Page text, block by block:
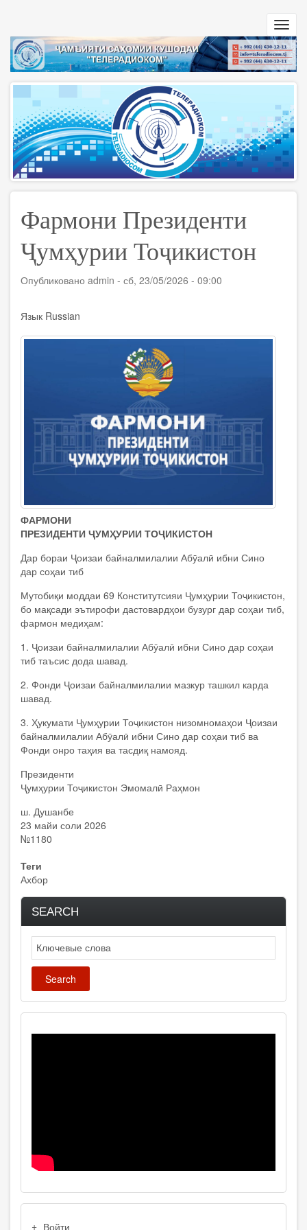
основному
содержанию
Фармони Президенти
Ҷумҳурии Тоҷикистон
Опубликовано admin - сб, 23/05/2026 - 09:00
Язык Russian
ФАРМОНИ
ПРЕЗИДЕНТИ ҶУМҲУРИИ ТОҶИКИСТОН
Дар бораи Ҷоизаи байналмилалии Абӯалӣ ибни Сино
дар соҳаи тиб
Мутобиқи моддаи 69 Конститутсияи Ҷумҳурии Тоҷикистон,
бо мақсади эътирофи дастовардҳои бузург дар соҳаи тиб,
фармон медиҳам:
1. Ҷоизаи байналмилалии Абӯалӣ ибни Сино дар соҳаи
тиб таъсис дода шавад.
2. Фонди Ҷоизаи байналмилалии мазкур ташкил карда
шавад.
3. Ҳукумати Ҷумҳурии Тоҷикистон низомномаҳои Ҷоизаи
байналмилалии Абӯалӣ ибни Сино дар соҳаи тиб ва
Фонди онро таҳия ва тасдиқ намояд.
Президенти
Ҷумҳурии Тоҷикистон Эмомалӣ Раҳмон
ш. Душанбе
23 майи соли 2026
№1180
Теги
Ахбор
SEARCH
Search
Войти